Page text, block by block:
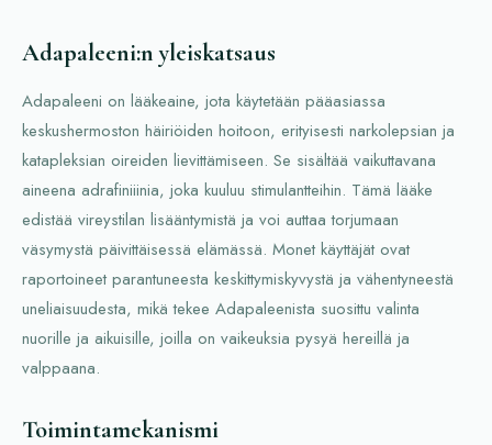
Adapaleeni:n yleiskatsaus
Adapaleeni on lääkeaine, jota käytetään pääasiassa
keskushermoston häiriöiden hoitoon, erityisesti narkolepsian ja
katapleksian oireiden lievittämiseen. Se sisältää vaikuttavana
aineena adrafiniiinia, joka kuuluu stimulantteihin. Tämä lääke
edistää vireystilan lisääntymistä ja voi auttaa torjumaan
väsymystä päivittäisessä elämässä. Monet käyttäjät ovat
raportoineet parantuneesta keskittymiskyvystä ja vähentyneestä
uneliaisuudesta, mikä tekee Adapaleenista suosittu valinta
nuorille ja aikuisille, joilla on vaikeuksia pysyä hereillä ja
valppaana.
Toimintamekanismi